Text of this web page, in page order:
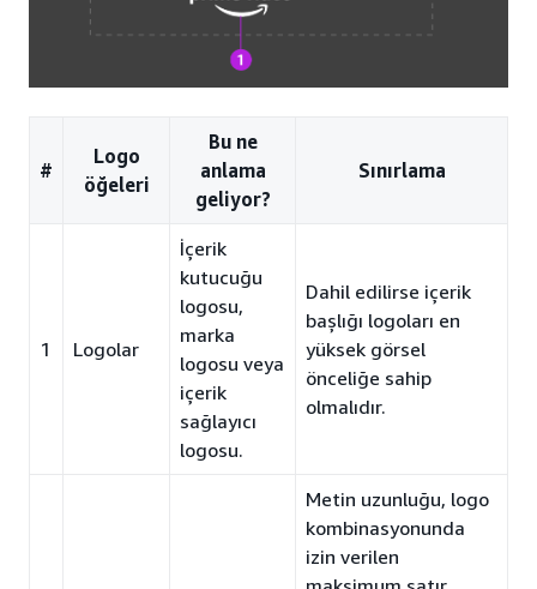
#
Logo
öğeleri
Bu ne
anlama
geliyor?
Sınırlama
1 Logolar
İçerik
kutucuğu
logosu,
marka
logosu veya
içerik
sağlayıcı
logosu.
Dahil edilirse içerik
başlığı logoları en
yüksek görsel
önceliğe sahip
olmalıdır.
Metin uzunluğu, logo
kombinasyonunda
izin verilen